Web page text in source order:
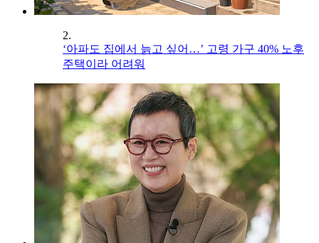
2.
‘아파도 집에서 늙고 싶어…’ 고령 가구 40% 노후
주택이라 어려워